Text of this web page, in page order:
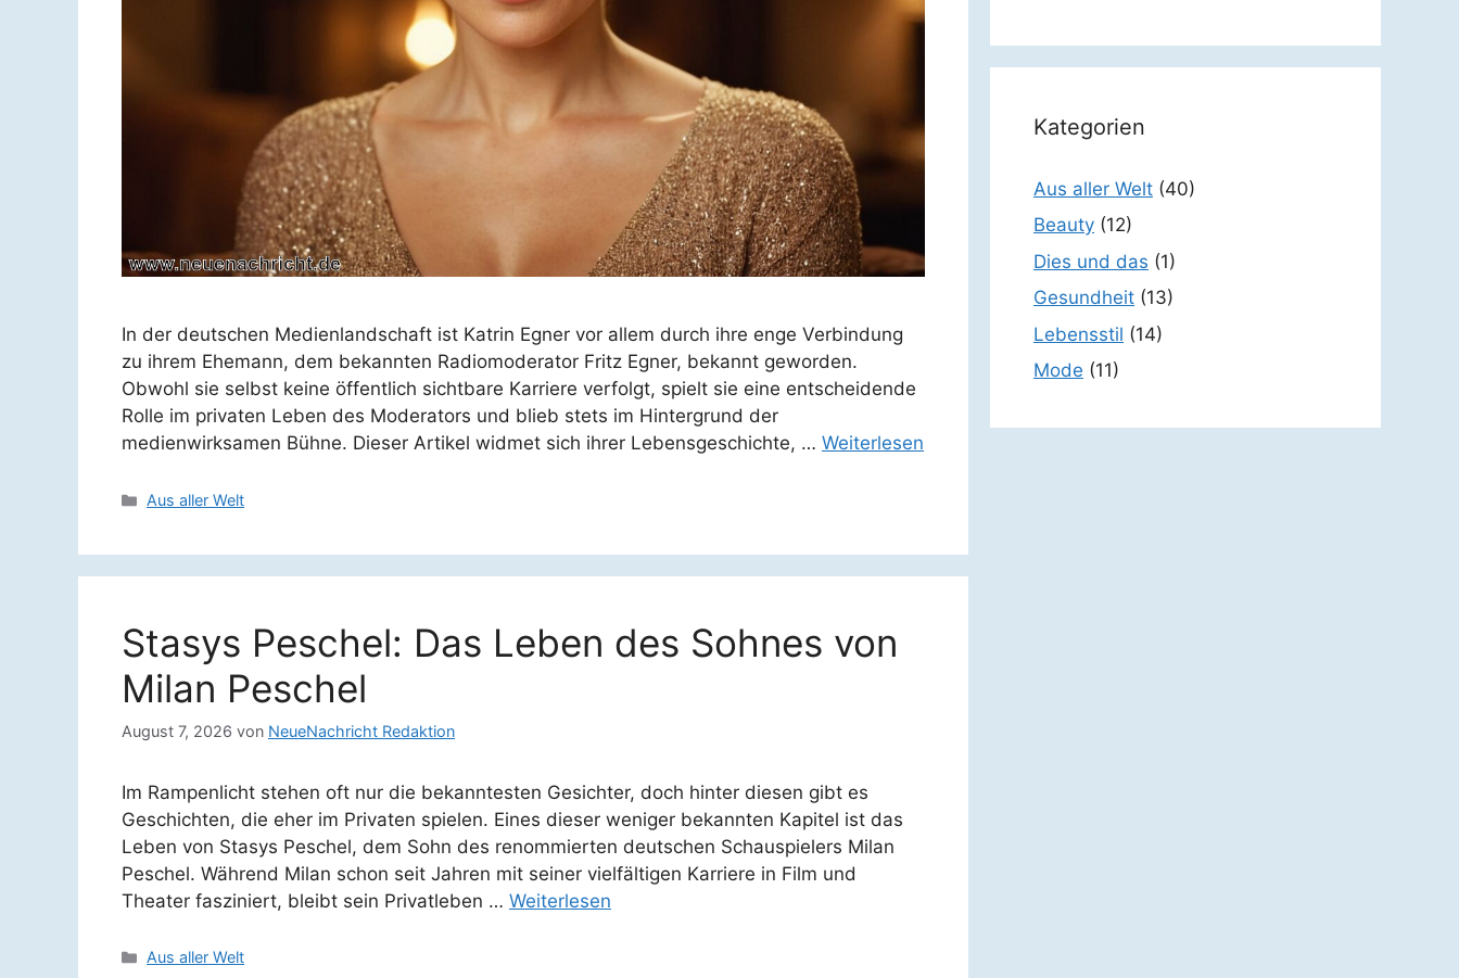
In der deutschen Medienlandschaft ist Katrin Egner vor allem durch ihre enge Verbindung
zu ihrem Ehemann, dem bekannten Radiomoderator Fritz Egner, bekannt geworden.
Obwohl sie selbst keine öffentlich sichtbare Karriere verfolgt, spielt sie eine entscheidende
Rolle im privaten Leben des Moderators und blieb stets im Hintergrund der
medienwirksamen Bühne. Dieser Artikel widmet sich ihrer Lebensgeschichte, … Weiterlesen
Kategorien
Aus aller Welt
Stasys Peschel: Das Leben des Sohnes von
Milan Peschel
August 7, 2026 von NeueNachricht Redaktion
Im Rampenlicht stehen oft nur die bekanntesten Gesichter, doch hinter diesen gibt es
Geschichten, die eher im Privaten spielen. Eines dieser weniger bekannten Kapitel ist das
Leben von Stasys Peschel, dem Sohn des renommierten deutschen Schauspielers Milan
Peschel. Während Milan schon seit Jahren mit seiner vielfältigen Karriere in Film und
Theater fasziniert, bleibt sein Privatleben … Weiterlesen
Kategorien
Aus aller Welt
Kategorien
Aus aller Welt (40)
Beauty (12)
Dies und das (1)
Gesundheit (13)
Lebensstil (14)
Mode (11)